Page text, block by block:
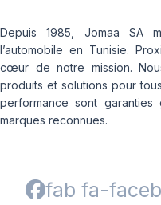
Depuis 1985, Jomaa SA
l’automobile en Tunisie.
cœur de notre mission.
produits et solutions pour
performance sont
marques reconnues.
fab fa-